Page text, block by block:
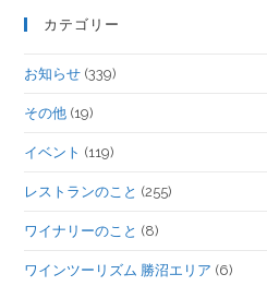
カテゴリー
お知らせ (339)
その他 (19)
イベント (119)
レストランのこと (255)
ワイナリーのこと (8)
ワインツーリズム 勝沼エリア (6)